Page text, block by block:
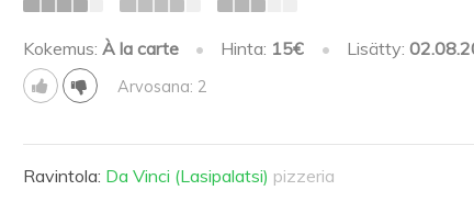
Kokemus: À la carte • Hinta: 15€ • Lisätty:
Arvosana: 2
Ravintola: Da Vinci (Lasipalatsi) pizzeria